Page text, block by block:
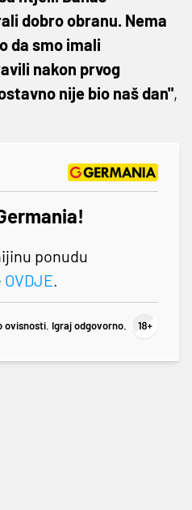
dobro obranu. Nema
da smo imali
nakon prvog
nije bio naš dan",
ponudu
OVDJE.
ovisnosti. Igraj odgovorno.